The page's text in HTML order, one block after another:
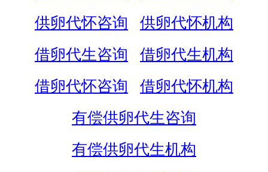
供卵代怀咨询
供卵代怀机构
借卵代生咨询
借卵代生机构
借卵代怀咨询
借卵代怀机构
有偿供卵代生咨询
有偿供卵代生机构